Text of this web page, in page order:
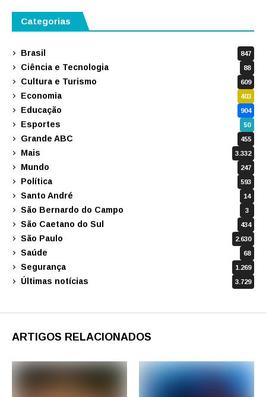
Categorias
Brasil 847
Ciência e Tecnologia 88
Cultura e Turismo 609
Economia 403
Educação 904
Esportes 50
Grande ABC 455
Mais 3.332
Mundo 247
Política 593
Santo André 14
São Bernardo do Campo 3
São Caetano do Sul 434
São Paulo 2.630
Saúde 68
Segurança 1.269
Últimas notícias 3.729
ARTIGOS RELACIONADOS